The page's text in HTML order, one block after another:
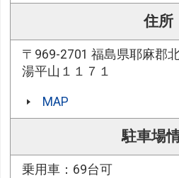
住所
〒969-2701 福島県耶麻郡
湯平山１１７１
MAP
駐車場
乗用車：69台可